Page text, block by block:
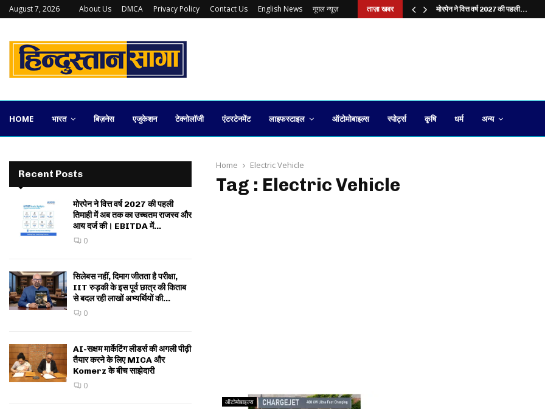
August 7, 2026 About Us DMCA Privacy Policy Contact Us English News गूगल न्यूज़ ताज़ा खबर
कलकत्ता स्टॉक एक्सचेंज की वापसी कितनी व्यावहारिक?… मोरपेन ने वित्त वर्ष 2027 की पहली…
HOME भारत बिज़नेस एजुकेशन टेक्नोलॉजी एंटरटेनमेंट लाइफस्टाइल ऑटोमोबाइल्स स्पोर्ट्स कृषि धर्म अन्य
Home Electric Vehicle
Tag : Electric Vehicle
ऑटोमोबाइल्स
Recent Posts
मोरपेन ने वित्त वर्ष 2027 की पहली
तिमाही में अब तक का उच्चतम राजस्व और
आय दर्ज की। EBITDA में...
0
सिलेबस नहीं, दिमाग जीतता है परीक्षा,
IIT रुड़की के इस पूर्व छात्र की किताब
से बदल रही लाखों अभ्यर्थियों की...
0
AI-सक्षम मार्केटिंग लीडर्स की अगली पीढ़ी
तैयार करने के लिए MICA और
Komerz के बीच साझेदारी
0